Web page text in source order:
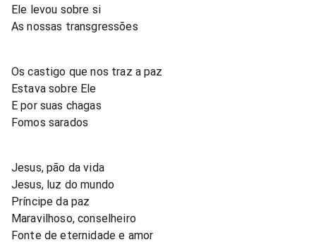
Ele levou sobre si
As nossas transgressões
Os castigo que nos traz a paz
Estava sobre Ele
E por suas chagas
Fomos sarados
Jesus, pão da vida
Jesus, luz do mundo
Príncipe da paz
Maravilhoso, conselheiro
Fonte de eternidade e amor